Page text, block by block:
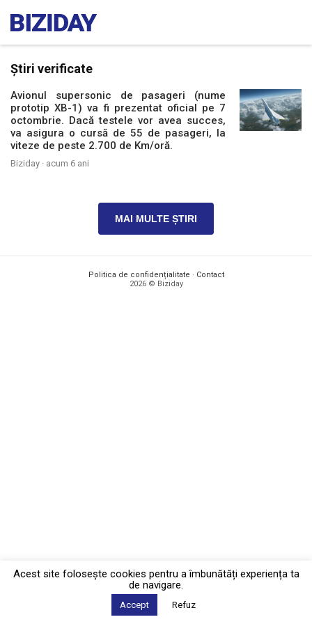
Știri verificate
Avionul supersonic de pasageri (nume
prototip XB-1) va fi prezentat oficial pe 7
octombrie. Dacă testele vor avea succes,
va asigura o cursă de 55 de pasageri, la
viteze de peste 2.700 de Km/oră.
Biziday · acum 6 ani
MAI MULTE ȘTIRI
Politica de confidențialitate · Contact
2026 © Biziday
Acest site foloseşte cookies pentru a îmbunătăți experiența ta
de navigare.
Accept Refuz